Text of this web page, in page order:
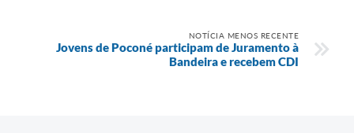
NOTÍCIA MENOS RECENTE
Jovens de Poconé participam de Juramento à
Bandeira e recebem CDI